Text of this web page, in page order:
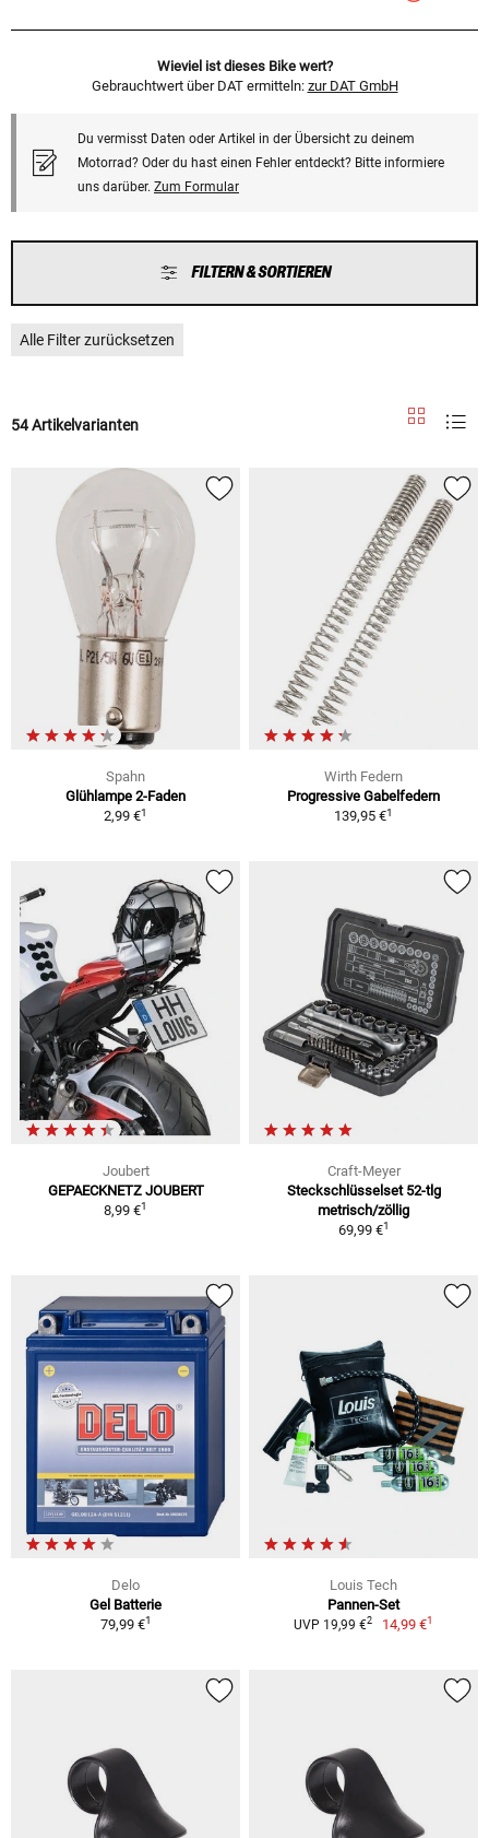
Wieviel ist dieses Bike wert?
Gebrauchtwert über DAT ermitteln: zur DAT GmbH
Du vermisst Daten oder Artikel in der Übersicht zu deinem
Motorrad? Oder du hast einen Fehler entdeckt? Bitte informiere
uns darüber. Zum Formular
FILTERN & SORTIEREN
Alle Filter zurücksetzen
54 Artikelvarianten
Spahn
Glühlampe 2-Faden
2,99 €1
Wirth Federn
Progressive Gabelfedern
139,95 €1
Joubert
GEPAECKNETZ JOUBERT
8,99 €1
Craft-Meyer
Steckschlüsselset 52-tlg
metrisch/zöllig
69,99 €1
Delo
Gel Batterie
79,99 €1
Louis Tech
Pannen-Set
UVP 19,99 €2 14,99 €1